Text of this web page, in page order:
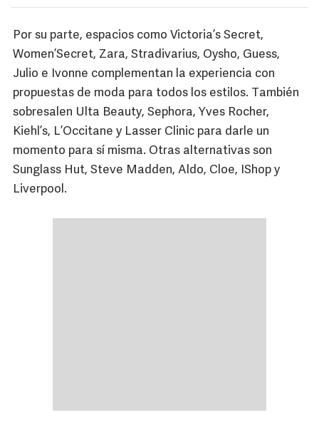
Por su parte, espacios como Victoria’s Secret,
Women’Secret, Zara, Stradivarius, Oysho, Guess,
Julio e Ivonne complementan la experiencia con
propuestas de moda para todos los estilos. También
sobresalen Ulta Beauty, Sephora, Yves Rocher,
Kiehl’s, L’Occitane y Lasser Clinic para darle un
momento para sí misma. Otras alternativas son
Sunglass Hut, Steve Madden, Aldo, Cloe, IShop y
Liverpool.